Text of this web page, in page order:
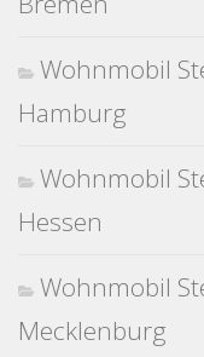
Wohnmobil
Hamburg
Wohnmobil
Hessen
Wohnmobil
Mecklenburg